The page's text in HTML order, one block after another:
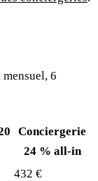
6
Conciergerie
24 % all-in
432 €